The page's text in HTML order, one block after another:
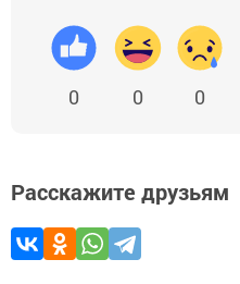
0 0 0
Расскажите друзьям